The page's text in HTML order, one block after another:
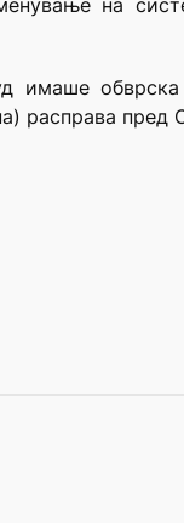
на
имаше
расправа пред